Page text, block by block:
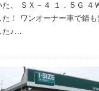
た、 ＳＸ－４ １．５Ｇ ４
！ ワンオーナー車で錆も
た♪…